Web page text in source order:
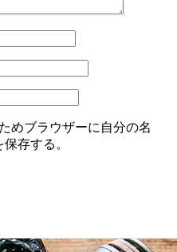
めブラウザーに自分の名
存する。